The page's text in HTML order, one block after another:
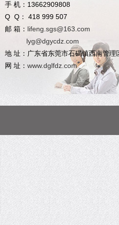
手 机：13662909808
Q Q： 418 999 507
邮 箱： lifeng.sgs@163.com
lyg@dgycdz.com
地 址：广东省东莞市石碣镇西南管理
网 址： www.dglfdz.com